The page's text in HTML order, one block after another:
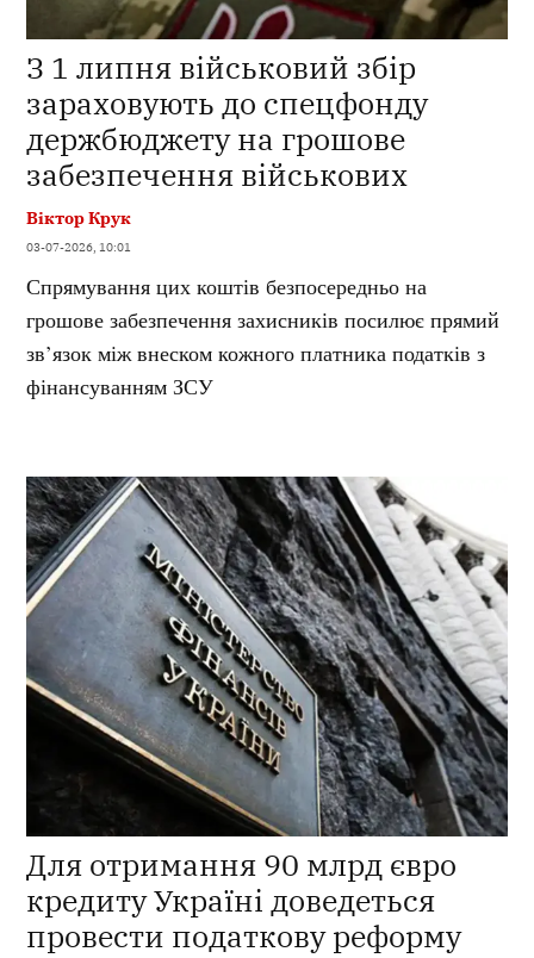
З 1 липня військовий збір
зараховують до спецфонду
держбюджету на грошове
забезпечення військових
Віктор Крук
03-07-2026, 10:01
Спрямування цих коштів безпосередньо на
грошове забезпечення захисників посилює прямий
зв’язок між внеском кожного платника податків з
фінансуванням ЗСУ
Для отримання 90 млрд євро
кредиту Україні доведеться
провести податкову реформу